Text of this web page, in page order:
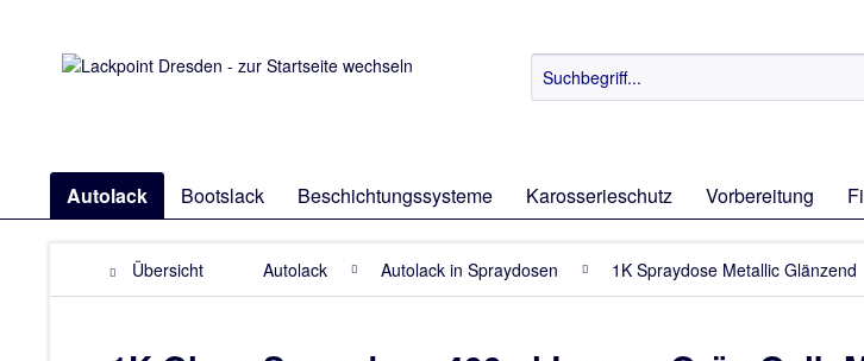
Autolack Bootslack Beschichtungssysteme Karosserieschutz Vorbereitung
Übersicht Autolack Autolack in Spraydosen 1K Spraydose Metallic Glänzend